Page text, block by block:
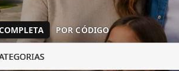
POR CÓDIGO